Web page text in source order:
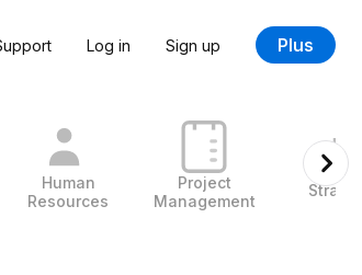
Log in Sign up Plus
Human
Resources
Project
Management